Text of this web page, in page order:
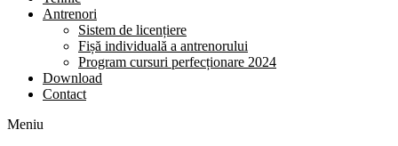
Antrenori
Sistem de licențiere
Fișă individuală a antrenorului
Program cursuri perfecționare 2024
Download
Contact
Meniu